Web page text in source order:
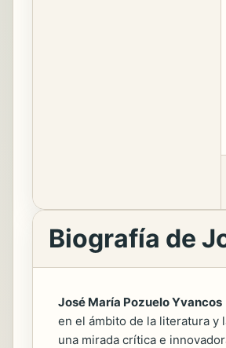
Biografía de
José María Pozuelo Yvancos
en el ámbito de la literatura y
una mirada crítica e